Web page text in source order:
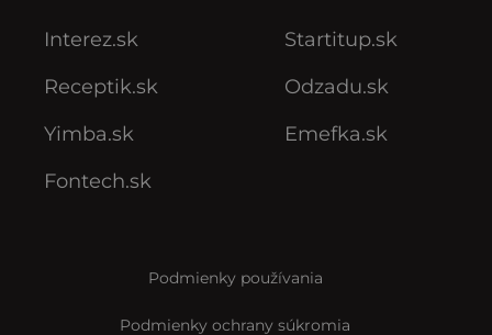
Interez.sk
Receptik.sk
Yimba.sk
Fontech.sk
Startitup.sk
Odzadu.sk
Emefka.sk
Podmienky používania
Podmienky ochrany súkromia